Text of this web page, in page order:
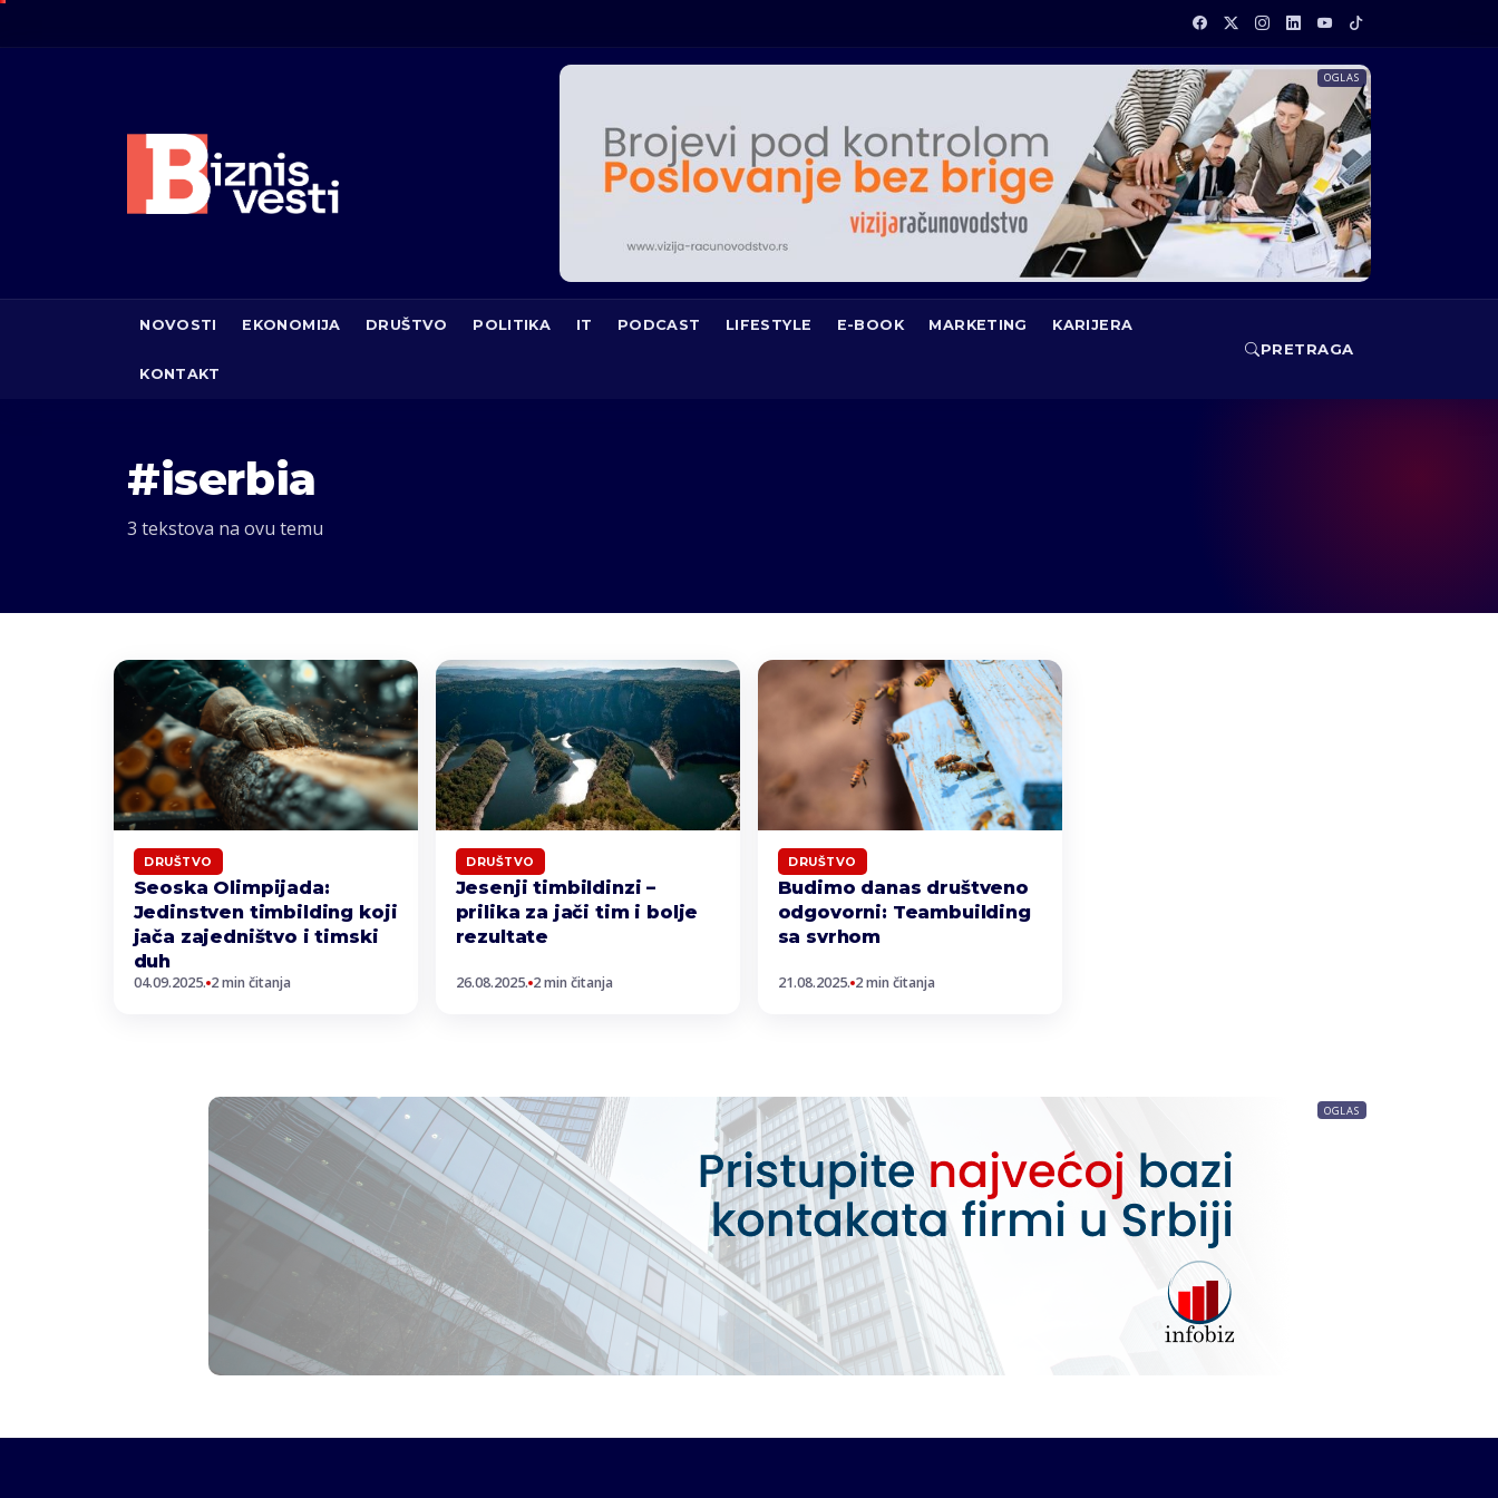
OGLAS
NOVOSTI EKONOMIJA DRUŠTVO POLITIKA IT PODCAST LIFESTYLE E-BOOK MARKETING KARIJERA
KONTAKT
PRETRAGA
#iserbia
3 tekstova na ovu temu
DRUŠTVO
Seoska Olimpijada:
Jedinstven timbilding koji
jača zajedništvo i timski
duh
04.09.2025. 2 min čitanja
DRUŠTVO
Jesenji timbildinzi –
prilika za jači tim i bolje
rezultate
26.08.2025. 2 min čitanja
DRUŠTVO
Budimo danas društveno
odgovorni: Teambuilding
sa svrhom
21.08.2025. 2 min čitanja
OGLAS